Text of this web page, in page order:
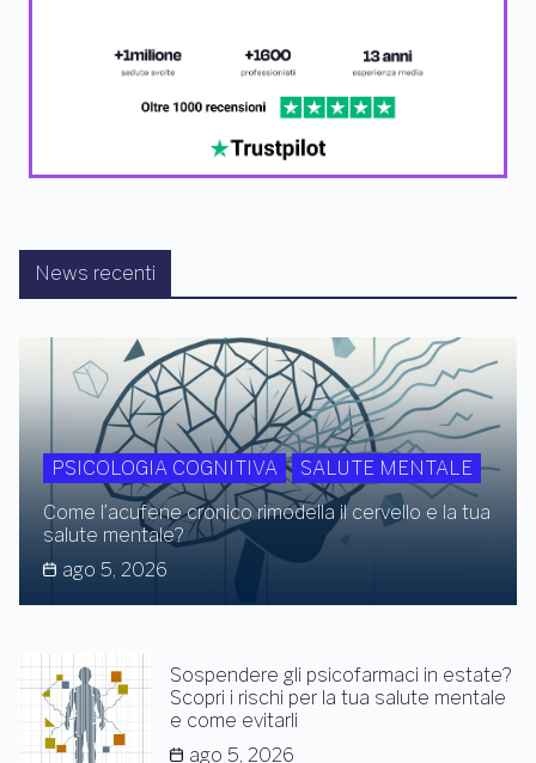
News recenti
PSICOLOGIA COGNITIVA
SALUTE MENTALE
Come l’acufene cronico rimodella il cervello e la tua
salute mentale?
ago 5, 2026
Sospendere gli psicofarmaci in estate?
Scopri i rischi per la tua salute mentale
e come evitarli
ago 5, 2026